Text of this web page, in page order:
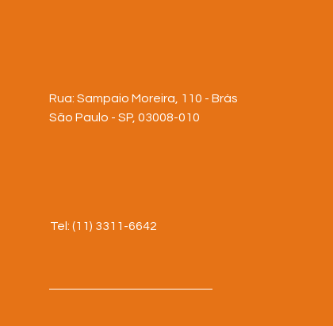
Rua: Sampaio Moreira, 110 - Brás
São Paulo - SP, 03008-010
Tel: (11) 3311-6642